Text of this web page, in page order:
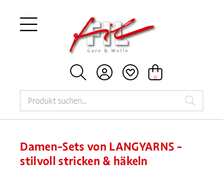
   0


Damen-Sets von LANGYARNS –
stilvoll stricken & häkeln